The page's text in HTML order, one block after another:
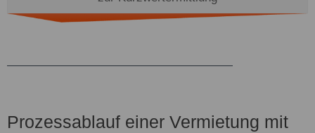
Prozessablauf einer Vermietung mit